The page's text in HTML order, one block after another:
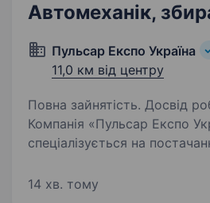
Автомеханік,
Пульсар Експо Україна
11,0 км від центру
Повна зайнятість. Досвід
Компанія «Пульсар Експо
спеціалізується на
виробництва та техніки,
14 хв. тому